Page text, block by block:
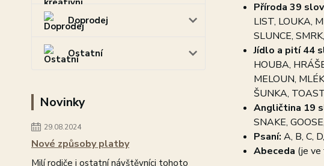
Doprodej
Ostatní
Novinky
29.08.2024
Nové způsoby platby
Milí rodiče i ostatní návštěvníci tohoto
Příroda 39
LIST, LOUKA,
SLUNCE,
Jídlo a pití 44
HOUBA,
MELOUN,
ŠUNKA,
Angličtina 19
SNAKE,
Psaní: A, B, C,
Abeceda (je